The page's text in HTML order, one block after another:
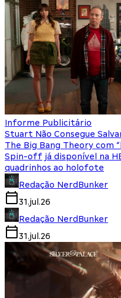
Informe Publicitário
Stuart Não Consegue
The Big Bang Theory com
Spin-off já disponível na
quadrinhos ao holofote
Redação NerdBunker
31.jul.26
Redação NerdBunker
31.jul.26